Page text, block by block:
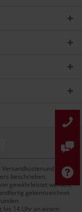
ggf.
beschrieben.
gewährleistet werden,
gekennzeichnet
bis 14 Uhr an einem